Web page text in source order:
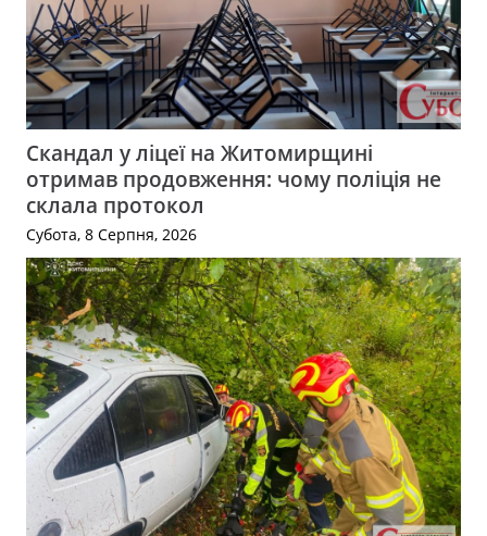
Скандал у ліцеї на Житомирщині
отримав продовження: чому поліція не
склала протокол
Субота, 8 Серпня, 2026